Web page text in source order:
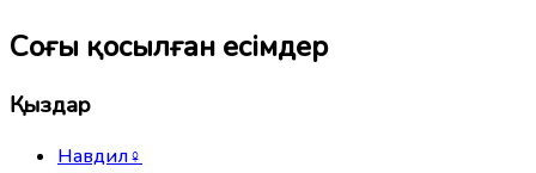
Соңғы қосылған есімдер
Қыздар
Навдил♀